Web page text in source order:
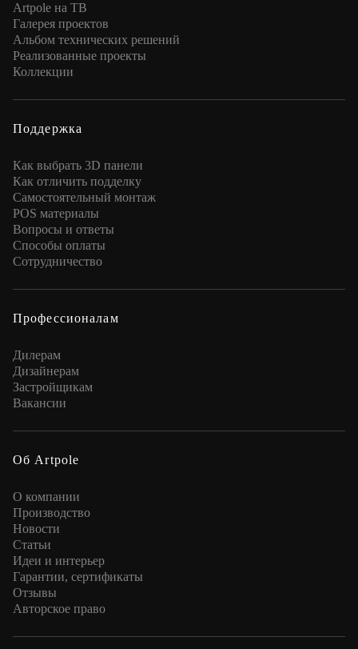
Artpole на ТВ
Галерея проектов
Альбом технических решений
Реализованные проекты
Коллекции
Поддержка
Как выбрать 3D панели
Как отличить подделку
Самостоятельный монтаж
POS материалы
Вопросы и ответы
Способы оплаты
Сотрудничество
Профессионалам
Дилерам
Дизайнерам
Застройщикам
Вакансии
Об Artpole
О компании
Производство
Новости
Статьи
Идеи и интерьер
Гарантии, сертификаты
Отзывы
Авторское право